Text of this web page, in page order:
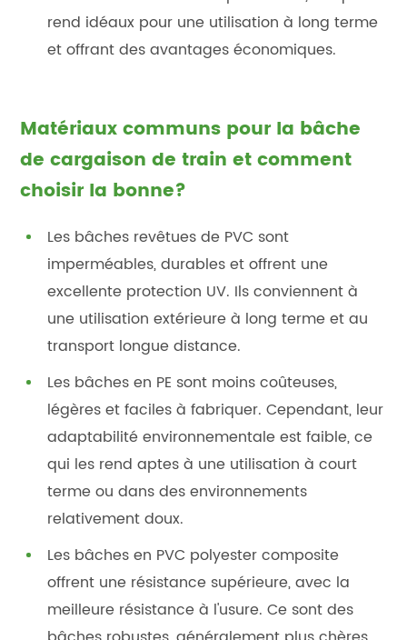
rend idéaux pour une utilisation à long terme
et offrant des avantages économiques.
Matériaux communs pour la bâche
de cargaison de train et comment
choisir la bonne?
Les bâches revêtues de PVC sont
imperméables, durables et offrent une
excellente protection UV. Ils conviennent à
une utilisation extérieure à long terme et au
transport longue distance.
Les bâches en PE sont moins coûteuses,
légères et faciles à fabriquer. Cependant, leur
adaptabilité environnementale est faible, ce
qui les rend aptes à une utilisation à court
terme ou dans des environnements
relativement doux.
Les bâches en PVC polyester composite
offrent une résistance supérieure, avec la
meilleure résistance à l'usure. Ce sont des